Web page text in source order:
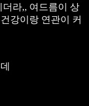
라,, 여드름이 상
강이랑 연관이 커